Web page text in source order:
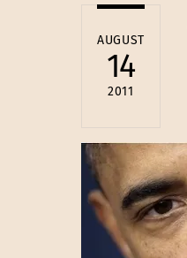
AUGUST
14
2011